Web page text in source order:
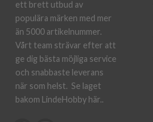
ett brett utbud av
populära märken med mer
än 5000 artikelnummer.
Vårt team strävar efter att
ge dig bästa möjliga service
och snabbaste leverans
när som helst. Se laget
bakom LindeHobby här..